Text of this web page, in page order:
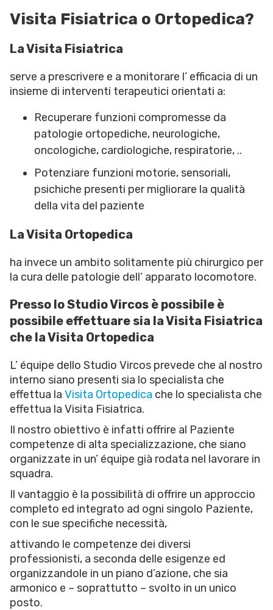
Visita Fisiatrica o Ortopedica?
La Visita Fisiatrica
serve a prescrivere e a monitorare l’ efficacia di un
insieme di interventi terapeutici orientati a:
Recuperare funzioni compromesse da
patologie ortopediche, neurologiche,
oncologiche, cardiologiche, respiratorie, ..
Potenziare funzioni motorie, sensoriali,
psichiche presenti per migliorare la qualità
della vita del paziente
La Visita Ortopedica
ha invece un ambito solitamente più chirurgico per
la cura delle patologie dell’ apparato locomotore.
Presso lo Studio Vircos è possibile è
possibile effettuare sia la Visita Fisiatrica
che la Visita Ortopedica
L’ équipe dello Studio Vircos prevede che al nostro
interno siano presenti sia lo specialista che
effettua la Visita Ortopedica che lo specialista che
effettua la Visita Fisiatrica.
Il nostro obiettivo è infatti offrire al Paziente
competenze di alta specializzazione, che siano
organizzate in un’ équipe già rodata nel lavorare in
squadra.
Il vantaggio è la possibilità di offrire un approccio
completo ed integrato ad ogni singolo Paziente,
con le sue specifiche necessità,
attivando le competenze dei diversi
professionisti, a seconda delle esigenze ed
organizzandole in un piano d’azione, che sia
armonico e – soprattutto – svolto in un unico
posto.